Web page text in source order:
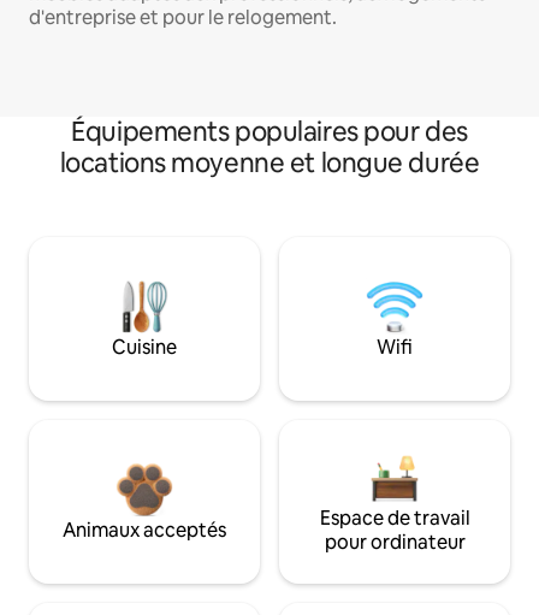
d'entreprise et pour le relogement.
Équipements populaires pour des
locations moyenne et longue durée
Cuisine Wifi
Animaux acceptés
Espace de travail
pour ordinateur